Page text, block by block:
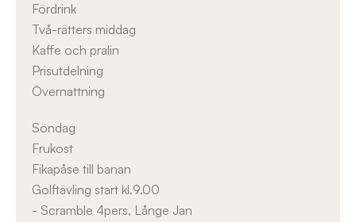
Fördrink
Två-rätters middag
Kaffe och pralin
Prisutdelning
Övernattning
Söndag
Frukost
Fikapåse till banan
Golftävling start kl.9.00
- Scramble 4pers, Långe Jan